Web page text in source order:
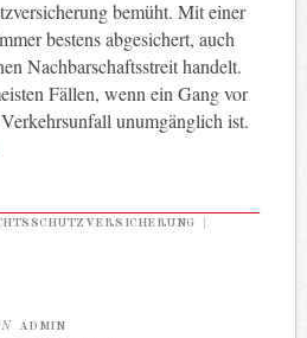
bemüht. Mit einer
bestens abgesichert, auch
Nachbarschaftsstreit handelt.
Fällen, wenn ein Gang vor
unumgänglich ist.
ADMIN